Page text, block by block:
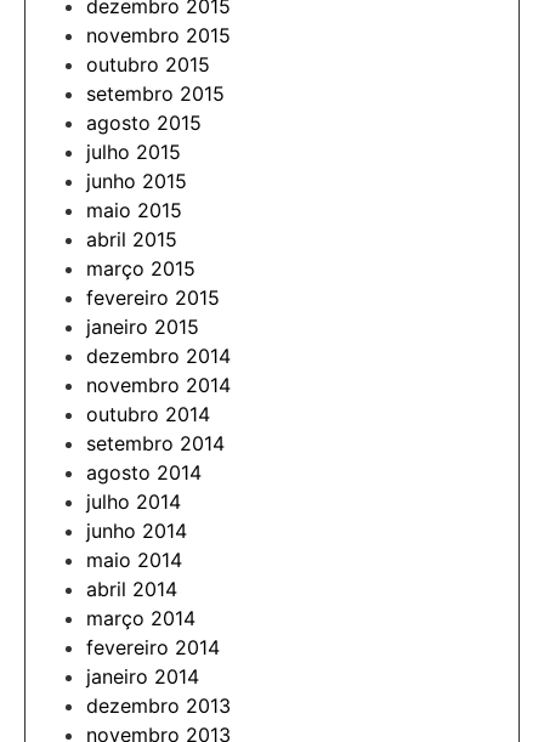
dezembro 2015
novembro 2015
outubro 2015
setembro 2015
agosto 2015
julho 2015
junho 2015
maio 2015
abril 2015
março 2015
fevereiro 2015
janeiro 2015
dezembro 2014
novembro 2014
outubro 2014
setembro 2014
agosto 2014
julho 2014
junho 2014
maio 2014
abril 2014
março 2014
fevereiro 2014
janeiro 2014
dezembro 2013
novembro 2013